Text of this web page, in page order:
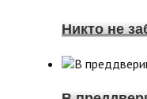
Никто не